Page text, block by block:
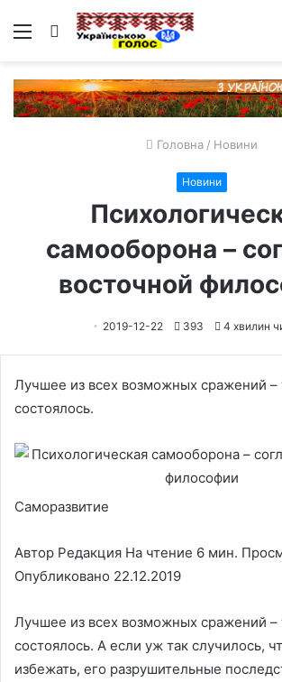
Меню Пошук
Головна / Новини
Новини
самооборона –
восточной
2019-12-22 393 4 хвилин
Лучшее из всех возможных сражений –
состоялось.
Саморазвитие
Автор Редакция На чтение 6 мин.
Опубликовано 22.12.2019
Лучшее из всех возможных сражений –
состоялось. А если уж так случилось,
избежать, его разрушительные